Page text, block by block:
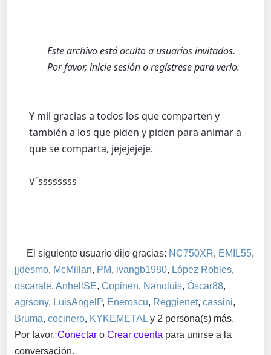
Este archivo está oculto a usuarios invitados.
Por favor, inicie sesión o regístrese para verlo.
Y mil gracias a todos los que comparten y
también a los que piden y piden para animar a
que se comparta, jejejejeje.
V´ssssssss
El siguiente usuario dijo gracias: NC750XR, EMIL55,
jjdesmo, McMillan, PM, ivangb1980, López Robles,
oscarale, AnhellSE, Copinen, Nanoluis, Óscar88,
agrsony, LuisAngelP, Eneroscu, Reggienet, cassini,
Bruma, cocinero, KYKEMETAL y 2 persona(s) más.
Por favor, Conectar o Crear cuenta para unirse a la
conversación.